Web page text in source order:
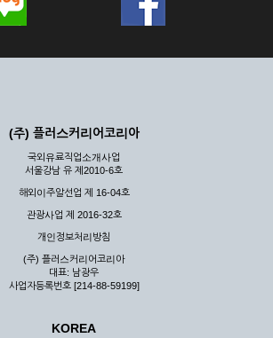
(주) 플러스커리어코리아
국외유료직업소개사업
서울강남 유 제2010-6호
해외이주알선업 제 16-04호
관광사업 제 2016-32호
개인정보처리방침
(주) 플러스커리어코리아
대표: 남광우
사업자등록번호 [214-88-59199]
KOREA